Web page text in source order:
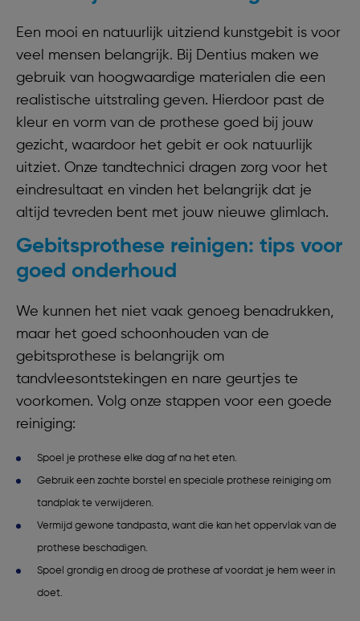
Een mooi en natuurlijk uitziend kunstgebit is voor
veel mensen belangrijk. Bij Dentius maken we
gebruik van hoogwaardige materialen die een
realistische uitstraling geven. Hierdoor past de
kleur en vorm van de prothese goed bij jouw
gezicht, waardoor het gebit er ook natuurlijk
uitziet. Onze tandtechnici dragen zorg voor het
eindresultaat en vinden het belangrijk dat je
altijd tevreden bent met jouw nieuwe glimlach.
Gebitsprothese reinigen: tips voor
goed onderhoud
We kunnen het niet vaak genoeg benadrukken,
maar het goed schoonhouden van de
gebitsprothese is belangrijk om
tandvleesontstekingen en nare geurtjes te
voorkomen. Volg onze stappen voor een goede
reiniging:
Spoel je prothese elke dag af na het eten.
Gebruik een zachte borstel en speciale prothese reiniging om
tandplak te verwijderen.
Vermijd gewone tandpasta, want die kan het oppervlak van de
prothese beschadigen.
Spoel grondig en droog de prothese af voordat je hem weer in
doet.